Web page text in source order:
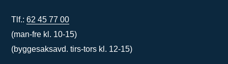
Tlf.:62 45 77 00
(man-fre kl. 10-15)
(byggesaksavd. tirs-tors kl. 12-15)